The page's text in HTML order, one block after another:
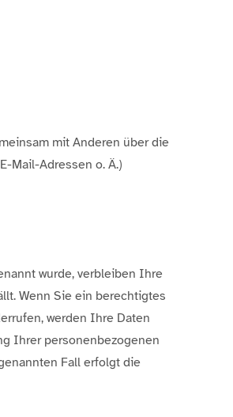
mit Anderen über die
Mail-Adressen o. Ä.)
wurde, verbleiben Ihre
Wenn Sie ein berechtigtes
werden Ihre Daten
Ihrer personenbezogenen
Fall erfolgt die